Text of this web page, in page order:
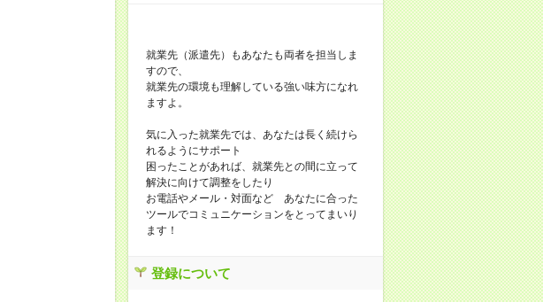
就業先（派遣先）もあなたも両者を担当しま
すので、
就業先の環境も理解している強い味方になれ
ますよ。
気に入った就業先では、あなたは長く続けら
れるようにサポート
困ったことがあれば、就業先との間に立って
解決に向けて調整をしたり
お電話やメール・対面など あなたに合った
ツールでコミュニケーションをとってまいり
ます！
登録について